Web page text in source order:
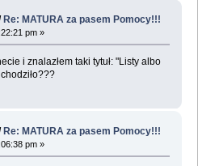
Re: MATURA za pasem Pomocy!!!
pm »
i znalazłem taki tytuł: "Listy albo
Re: MATURA za pasem Pomocy!!!
pm »